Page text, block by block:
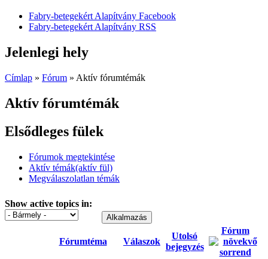
Fabry-betegekért Alapítvány Facebook
Fabry-betegekért Alapítvány RSS
Jelenlegi hely
Címlap » Fórum » Aktív fórumtémák
Aktív fórumtémák
Elsődleges fülek
Fórumok megtekintése
Aktív témák(aktív fül)
Megválaszolatlan témák
Show active topics in:
Fórumtéma Válaszok
Utolsó
bejegyzés
Fórum